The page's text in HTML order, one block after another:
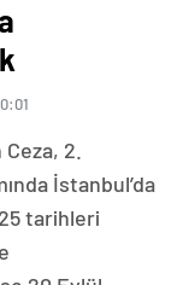
2.
İstanbul’da
tarihleri